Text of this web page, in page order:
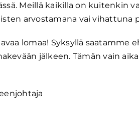
Meillä kaikilla on kuitenkin
arvostamana vai vihattuna
lomaa! Syksyllä saatamme
jälkeen. Tämän vain